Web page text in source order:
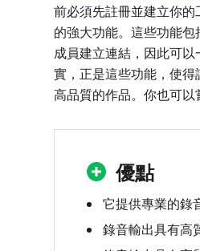
前必須先註冊並建立你
的強大功能。這些功能
成員建立連結，因此可
實，正是這些功能，使
高品質的作品。你也可以
優點
它提供專業的錄
錄音輸出具有高